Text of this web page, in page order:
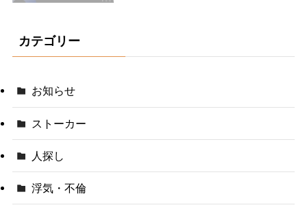
カテゴリー
お知らせ
ストーカー
人探し
浮気・不倫